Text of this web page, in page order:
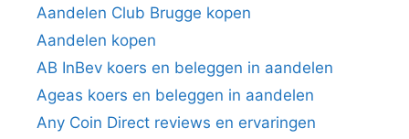
Aandelen Club Brugge kopen
Aandelen kopen
AB InBev koers en beleggen in aandelen
Ageas koers en beleggen in aandelen
Any Coin Direct reviews en ervaringen